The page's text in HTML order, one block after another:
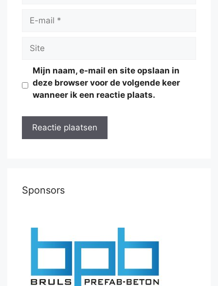
Site
Mijn naam, e-mail en site opslaan in
deze browser voor de volgende keer
wanneer ik een reactie plaats.
Sponsors